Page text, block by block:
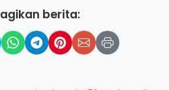
berita: